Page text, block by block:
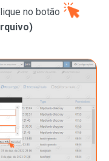
no botão